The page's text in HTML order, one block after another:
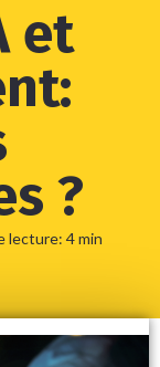
et
?
lecture: 4 min